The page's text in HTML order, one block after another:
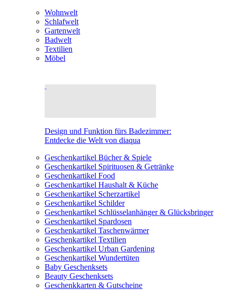
Wohnwelt
Schlafwelt
Gartenwelt
Badwelt
Textilien
Möbel
Design und Funktion fürs Badezimmer:
Entdecke die Welt von diaqua
Geschenkartikel Bücher & Spiele
Geschenkartikel Spirituosen & Getränke
Geschenkartikel Food
Geschenkartikel Haushalt & Küche
Geschenkartikel Scherzartikel
Geschenkartikel Schilder
Geschenkartikel Schlüsselanhänger & Glücksbringer
Geschenkartikel Spardosen
Geschenkartikel Taschenwärmer
Geschenkartikel Textilien
Geschenkartikel Urban Gardening
Geschenkartikel Wundertüten
Baby Geschenksets
Beauty Geschenksets
Geschenkkarten & Gutscheine